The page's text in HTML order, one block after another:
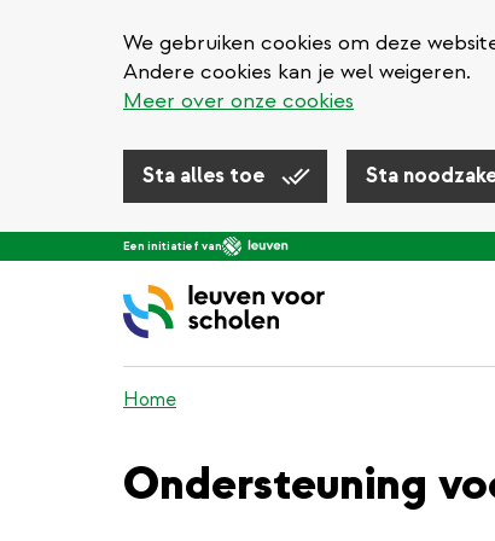
We gebruiken cookies om deze
Andere cookies kan je wel weigeren.
Meer over onze cookies
Sta alles toe Sta
OverslaanEen initiatief van
Home
Ondersteuning